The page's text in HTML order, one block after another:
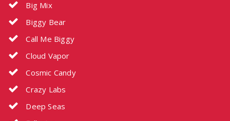
Big Mix
Biggy Bear
Call Me Biggy
Cloud Vapor
Cosmic Candy
Crazy Labs
Deep Seas